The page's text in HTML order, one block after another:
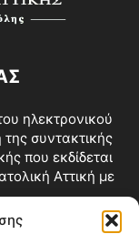
ηλεκτρονικού
συντακτικής
που εκδίδεται
Αττική με